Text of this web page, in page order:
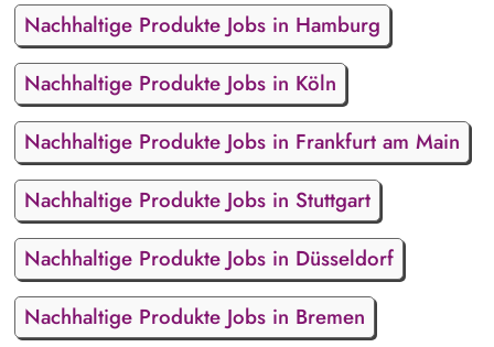
Nachhaltige Produkte Jobs in Hamburg
Nachhaltige Produkte Jobs in Köln
Nachhaltige Produkte Jobs in Frankfurt am Main
Nachhaltige Produkte Jobs in Stuttgart
Nachhaltige Produkte Jobs in Düsseldorf
Nachhaltige Produkte Jobs in Bremen